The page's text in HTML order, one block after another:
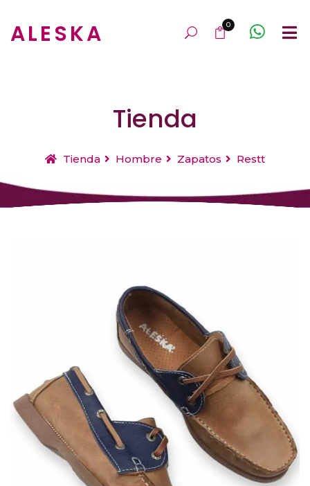
ALESKA 0
Tienda
Tienda Hombre Zapatos Restt